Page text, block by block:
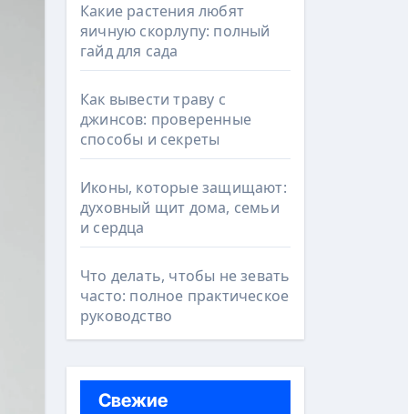
Какие растения любят
яичную скорлупу: полный
гайд для сада
Как вывести траву с
джинсов: проверенные
способы и секреты
Иконы, которые защищают:
духовный щит дома, семьи
и сердца
Что делать, чтобы не зевать
часто: полное практическое
руководство
Свежие